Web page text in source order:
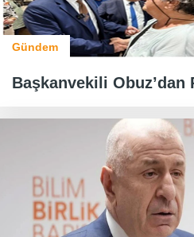
Gündem
Başkanvekili Obuz’dan